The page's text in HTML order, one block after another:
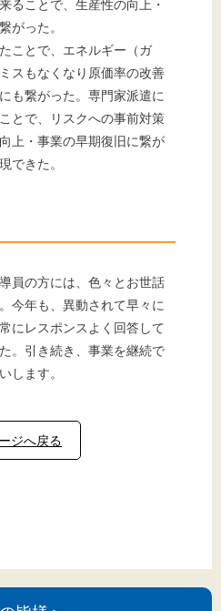
ることで、生産性の向上・
がった。
ことで、エネルギー（ガ
スもなくなり原価率の改善
も繋がった。専門家派遣に
とで、リスクへの事前対策
上・事業の早期復旧に繋が
できた。
員の方には、色々とお世話
今年も、異動されて早々に
にレスポンスよく回答して
。引き続き、事業を継続で
します。
ジへ戻る